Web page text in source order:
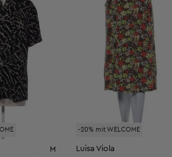
M
-20% mit WELCOME
Luisa Viola